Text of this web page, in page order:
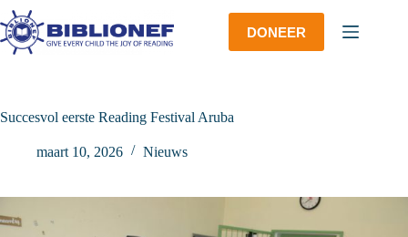
Ga
naar
de
inhoud
DONEER
Succesvol eerste Reading Festival Aruba
maart 10, 2026 Nieuws